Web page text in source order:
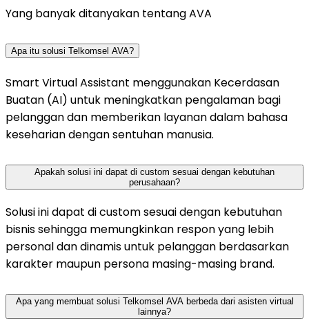
Yang banyak ditanyakan tentang AVA
Apa itu solusi Telkomsel AVA?
Smart Virtual Assistant menggunakan Kecerdasan
Buatan (AI) untuk meningkatkan pengalaman bagi
pelanggan dan memberikan layanan dalam bahasa
keseharian dengan sentuhan manusia.
Apakah solusi ini dapat di custom sesuai dengan kebutuhan
perusahaan?
Solusi ini dapat di custom sesuai dengan kebutuhan
bisnis sehingga memungkinkan respon yang lebih
personal dan dinamis untuk pelanggan berdasarkan
karakter maupun persona masing-masing brand.
Apa yang membuat solusi Telkomsel AVA berbeda dari asisten virtual
lainnya?